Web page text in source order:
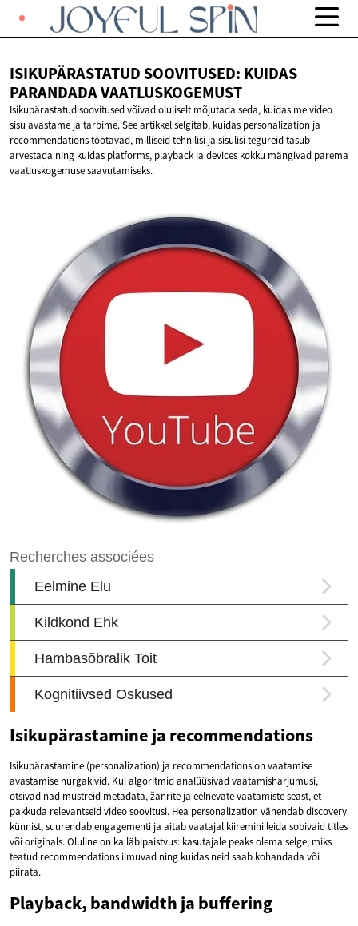
ISIKUPÄRASTATUD SOOVITUSED: KUIDAS
PARANDADA VAATLUSKOGEMUST
Isikupärastatud soovitused võivad oluliselt mõjutada seda, kuidas me video
sisu avastame ja tarbime. See artikkel selgitab, kuidas personalization ja
recommendations töötavad, milliseid tehnilisi ja sisulisi tegureid tasub
arvestada ning kuidas platforms, playback ja devices kokku mängivad parema
vaatluskogemuse saavutamiseks.
Isikupärastamine ja recommendations
Isikupärastamine (personalization) ja recommendations on vaatamise
avastamise nurgakivid. Kui algoritmid analüüsivad vaatamisharjumusi,
otsivad nad mustreid metadata, žanrite ja eelnevate vaatamiste seast, et
pakkuda relevantseid video soovitusi. Hea personalization vähendab discovery
künnist, suurendab engagementi ja aitab vaatajal kiiremini leida sobivaid titles
või originals. Oluline on ka läbipaistvus: kasutajale peaks olema selge, miks
teatud recommendations ilmuvad ning kuidas neid saab kohandada või
piirata.
Playback, bandwidth ja buffering